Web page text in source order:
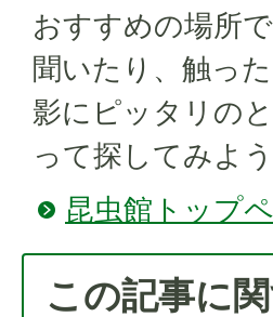
おすすめの場所
聞いたり、触っ
影にピッタリの
って探してみよう
昆虫館トップ
この記事に